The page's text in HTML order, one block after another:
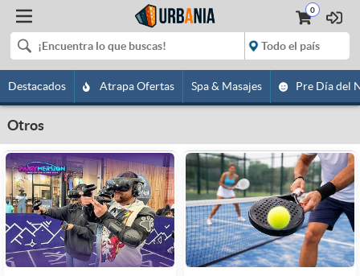
0
Destacados Atrapa Ofertas Spa & Masajes Pre Día del
Otros